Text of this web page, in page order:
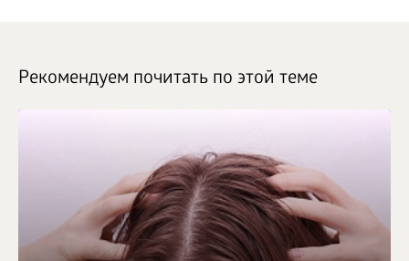
Рекомендуем почитать по этой теме